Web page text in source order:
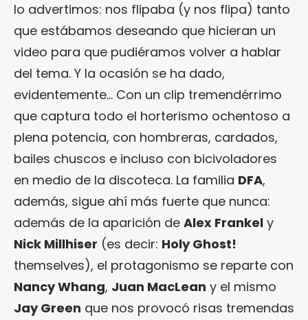
lo advertimos: nos flipaba (y nos flipa) tanto
que estábamos deseando que hicieran un
video para que pudiéramos volver a hablar
del tema. Y la ocasión se ha dado,
evidentemente… Con un clip tremendérrimo
que captura todo el horterismo ochentoso a
plena potencia, con hombreras, cardados,
bailes chuscos e incluso con bicivoladores
en medio de la discoteca. La familia DFA,
además, sigue ahí más fuerte que nunca:
además de la aparición de Alex Frankel y
Nick Millhiser (es decir: Holy Ghost!
themselves), el protagonismo se reparte con
Nancy Whang, Juan MacLean y el mismo
Jay Green que nos provocó risas tremendas